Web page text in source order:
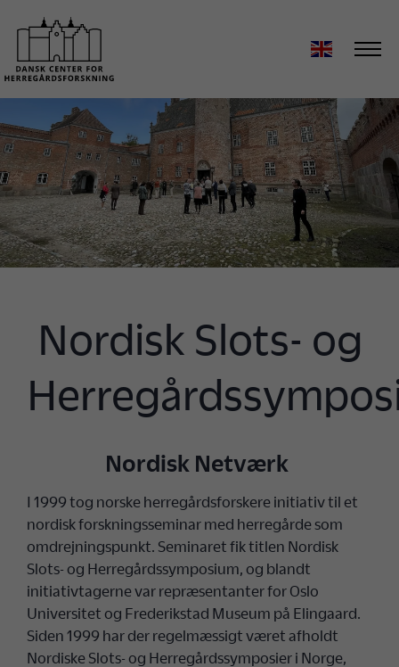
Nordisk Slots- og
Nordisk Netværk
I 1999 tog norske herregårdsforskere initiativ til et
nordisk forskningsseminar med herregårde som
omdrejningspunkt. Seminaret fik titlen Nordisk
Slots- og Herregårdssymposium, og blandt
initiativtagerne var repræsentanter for Oslo
Universitet og Frederikstad Museum på Elingaard.
Siden 1999 har der regelmæssigt været afholdt
Nordiske Slots- og Herregårdssymposier i Norge,